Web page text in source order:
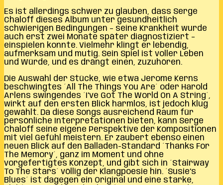
Es ist allerdings schwer zu glauben, dass Serge
Chaloff dieses Album unter gesundheitlich
schwierigen Bedingungen – seine Krankheit wurde
auch erst zwei Monate später diagnostiziert –
einspielen konnte. Vielmehr klingt er lebendig,
aufmerksam und mutig. Sein Spiel ist voller Leben
und Würde, und es drängt einen, zuzuhören.
Die Auswahl der Stücke, wie etwa Jerome Kerns
beschwingtes ´All The Things You Are´ oder Harold
Arlens swingendes ´I’ve Got The World On A String´,
wirkt auf den ersten Blick harmlos, ist jedoch klug
gewählt. Da diese Songs ausreichend Raum für
persönliche Interpretationen bieten, kann Serge
Chaloff seine eigene Perspektive der Kompositionen
mit viel Gefühl meistern. Er zaubert ebenso einen
neuen Blick auf den Balladen-Standard ´Thanks For
The Memory´, ganz im Moment und ohne
vorgefertigtes Konzept, und gibt sich in ´Stairway
To The Stars´ völlig der Klangpoesie hin. ´Susie’s
Blues´ ist dagegen ein Original und eine starke,